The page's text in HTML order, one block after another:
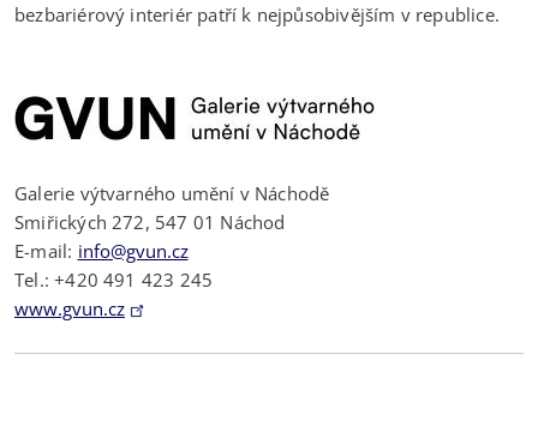
bezbariérový interiér patří k nejpůsobivějším v republice.
Galerie výtvarného umění v Náchodě
Smiřických 272, 547 01 Náchod
E-mail: info@gvun.cz
Tel.: +420 491 423 245
www.gvun.cz